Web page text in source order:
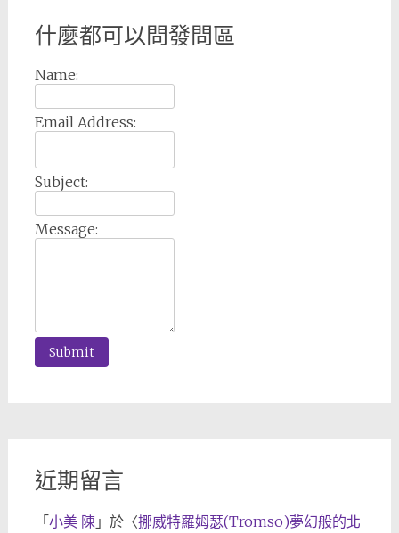
什麼都可以問發問區
Name:
Email Address:
Subject:
Message:
近期留言
「 小美 陳」於〈挪威特羅姆瑟(Tromso)夢幻般的北